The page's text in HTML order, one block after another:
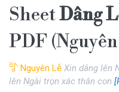
SheetDâng
PDF
Nguyên Lễ Xin dâng lên
lên Ngài trọn xác thân con